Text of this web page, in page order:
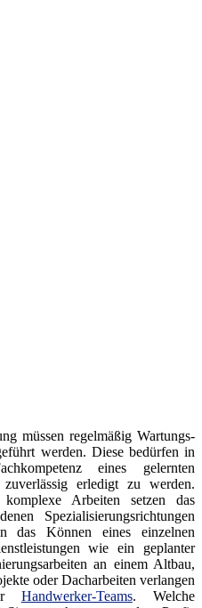
müssen regelmäßig Wartungs-
werden. Diese bedürfen in
eines gelernten
erledigt zu werden.
Arbeiten setzen das
Spezialisierungsrichtungen
das Können eines einzelnen
wie ein geplanter
an einem Altbau,
oder Dacharbeiten verlangen
Handwerker-Teams. Welche